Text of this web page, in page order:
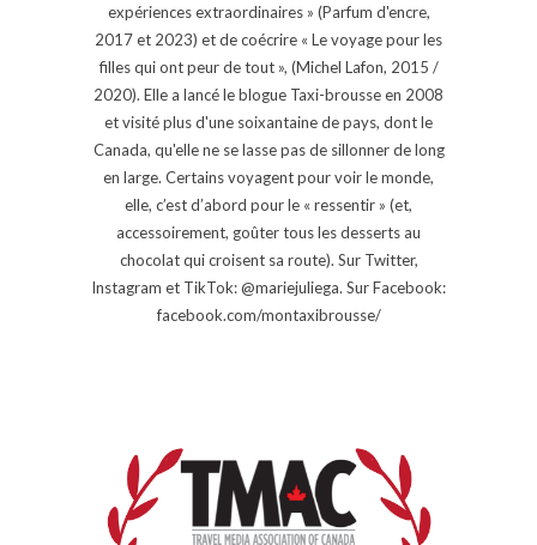
expériences extraordinaires » (Parfum d'encre,
2017 et 2023) et de coécrire « Le voyage pour les
filles qui ont peur de tout », (Michel Lafon, 2015 /
2020). Elle a lancé le blogue Taxi-brousse en 2008
et visité plus d'une soixantaine de pays, dont le
Canada, qu'elle ne se lasse pas de sillonner de long
en large. Certains voyagent pour voir le monde,
elle, c’est d’abord pour le « ressentir » (et,
accessoirement, goûter tous les desserts au
chocolat qui croisent sa route). Sur Twitter,
Instagram et TikTok: @mariejuliega. Sur Facebook:
facebook.com/montaxibrousse/